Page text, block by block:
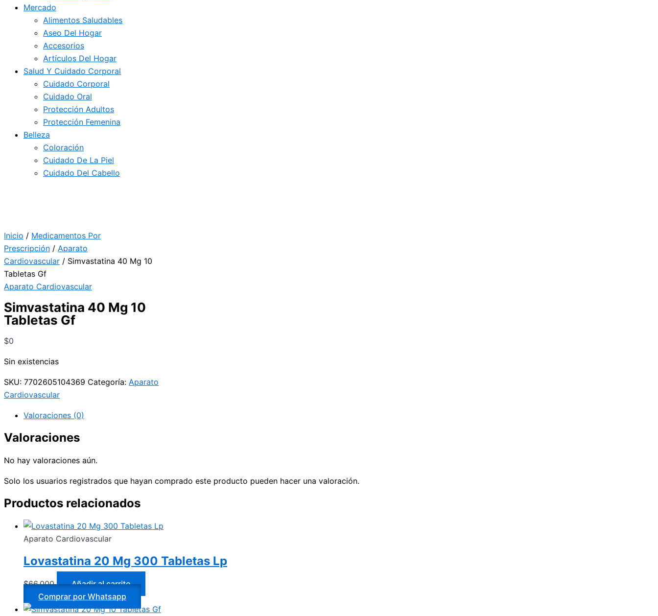
Mercado
Alimentos Saludables
Aseo Del Hogar
Accesorios
Artículos Del Hogar
Salud Y Cuidado Corporal
Cuidado Corporal
Cuidado Oral
Protección Adultos
Protección Femenina
Belleza
Coloración
Cuidado De La Piel
Cuidado Del Cabello
Inicio / Medicamentos Por
Prescripción / Aparato
Cardiovascular / Simvastatina 40 Mg 10
Tabletas Gf
Aparato Cardiovascular
Simvastatina 40 Mg 10
Tabletas Gf
$0
Sin existencias
SKU: 7702605104369 Categoría: Aparato
Cardiovascular
Valoraciones (0)
Valoraciones
No hay valoraciones aún.
Solo los usuarios registrados que hayan comprado este producto pueden hacer una valoración.
Productos relacionados
Aparato Cardiovascular
Lovastatina 20 Mg 300 Tabletas Lp
$66.000
Añadir al carrito
Comprar por Whatsapp